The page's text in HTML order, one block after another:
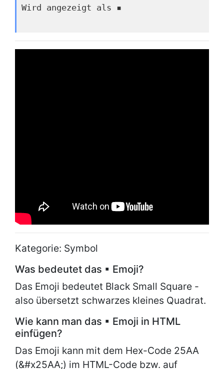
Wird angezeigt als ▪
Kategorie: Symbol
Was bedeutet das ▪ Emoji?
Das Emoji bedeutet Black Small Square -
also übersetzt schwarzes kleines Quadrat.
Wie kann man das ▪ Emoji in HTML
einfügen?
Das Emoji kann mit dem Hex-Code 25AA
(&#x25AA;) im HTML-Code bzw. auf